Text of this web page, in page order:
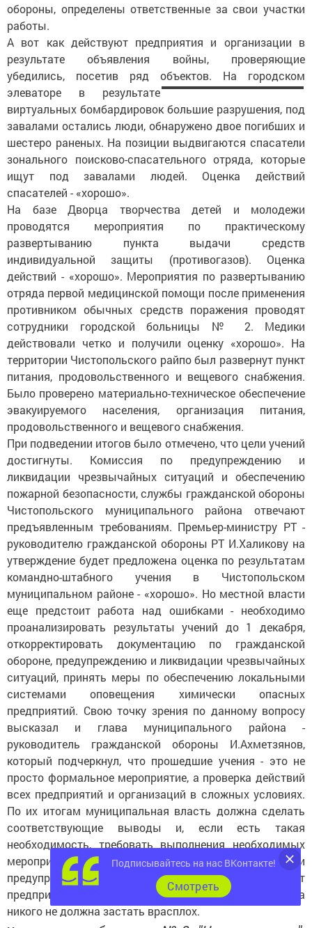
обороны, определены ответственные за свои участки
работы.
А вот как действуют предприятия и организации в
результате объявления войны, проверяющие
убедились, посетив ряд объектов. На городском
элеваторе в результате
виртуальных бомбардировок большие разрушения, под
завалами остались люди, обнаружено двое погибших и
шестеро раненых. На позиции выдвигаются спасатели
зонального поисково-спасательного отряда, которые
ищут под завалами людей. Оценка действий
спасателей - «хорошо».
На базе Дворца творчества детей и молодежи
проводятся мероприятия по практическому
развертыванию пункта выдачи средств
индивидуальной защиты (противогазов). Оценка
действий - «хорошо». Мероприя­тия по развертыванию
отряда первой медицинской помощи после применения
противником обычных средств поражения проводят
сотрудники городской больницы № 2. Медики
действовали четко и получили оценку «хорошо». На
территории Чистопольского райпо был развернут пункт
питания, продовольственного и вещевого снабжения.
Было проверено материально-техническое обес­печение
эвакуируемого населения, организация питания,
продовольственного и вещевого снабжения.
При подведении итогов было отмечено, что цели учений
достигнуты. Комиссия по предуп­реждению и
ликвидации чрезвычайных ситуаций и обес­печению
пожарной безопасности, службы гражданской обороны
Чистопольского муниципального района отвечают
предъявленным требованиям. Премьер-министру РТ -
руководителю гражданской обороны РТ И.Халикову на
утверждение будет предложена оценка по результатам
командно-штабного учения в Чистопольском
муниципальном районе - «хорошо». Но местной власти
еще предстоит работа над ошибками - необходимо
проанализировать результаты учений до 1 декаб­ря,
откорректировать документацию по гражданской
обороне, предупреждению и ликвидации чрезвычайных
ситуаций, принять меры по обеспечению локальными
системами оповещения химически опасных
предприятий. Свою точку зрения по данному вопросу
высказал и глава муниципального района -
руководитель гражданской обороны И.Ахметзянов,
который подчерк­нул, что прошедшие учения - это не
просто формальное мероприятие, а проверка действий
всех предприятий и организаций в сложных условиях.
По их итогам муниципальная власть должна сделать
соответствующие выводы и, если есть такая
необходимость, требовать выполнения необходимых
мероприятий по гражданской обороне и
предупреждению чрезвычайных ситуаций от
предприятий и организаций города и района. Беда
никого не должна застать врасплох.
Подписывайтесь на нас ВКонтакте!
Cмотреть